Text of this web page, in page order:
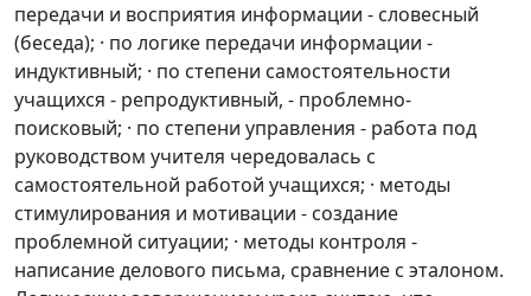
передачи и восприятия информации - словесный
(беседа); · по логике передачи информации -
индуктивный; · по степени самостоятельности
учащихся - репродуктивный, - проблемно-
поисковый; · по степени управления - работа под
руководством учителя чередовалась с
самостоятельной работой учащихся; · методы
стимулирования и мотивации - создание
проблемной ситуации; · методы контроля -
написание делового письма, сравнение с эталоном.